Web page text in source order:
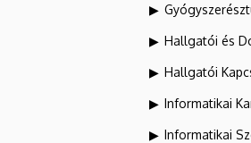
Hallgatói és
Hallgatói
Informatikai
Informatikai